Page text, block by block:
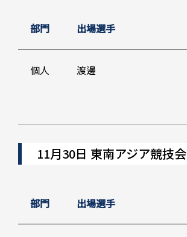
部門 出場選手
個人 渡邊
11月30日 東南アジア競技会
部門 出場選手